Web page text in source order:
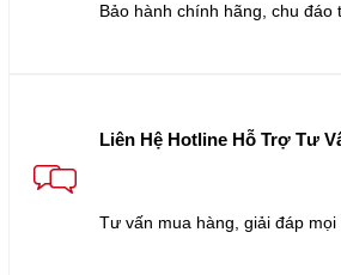
Bảo hành chính hãng, chu đáo
Liên Hệ Hotline Hỗ Trợ Tư
Tư vấn mua hàng, giải đáp mọi